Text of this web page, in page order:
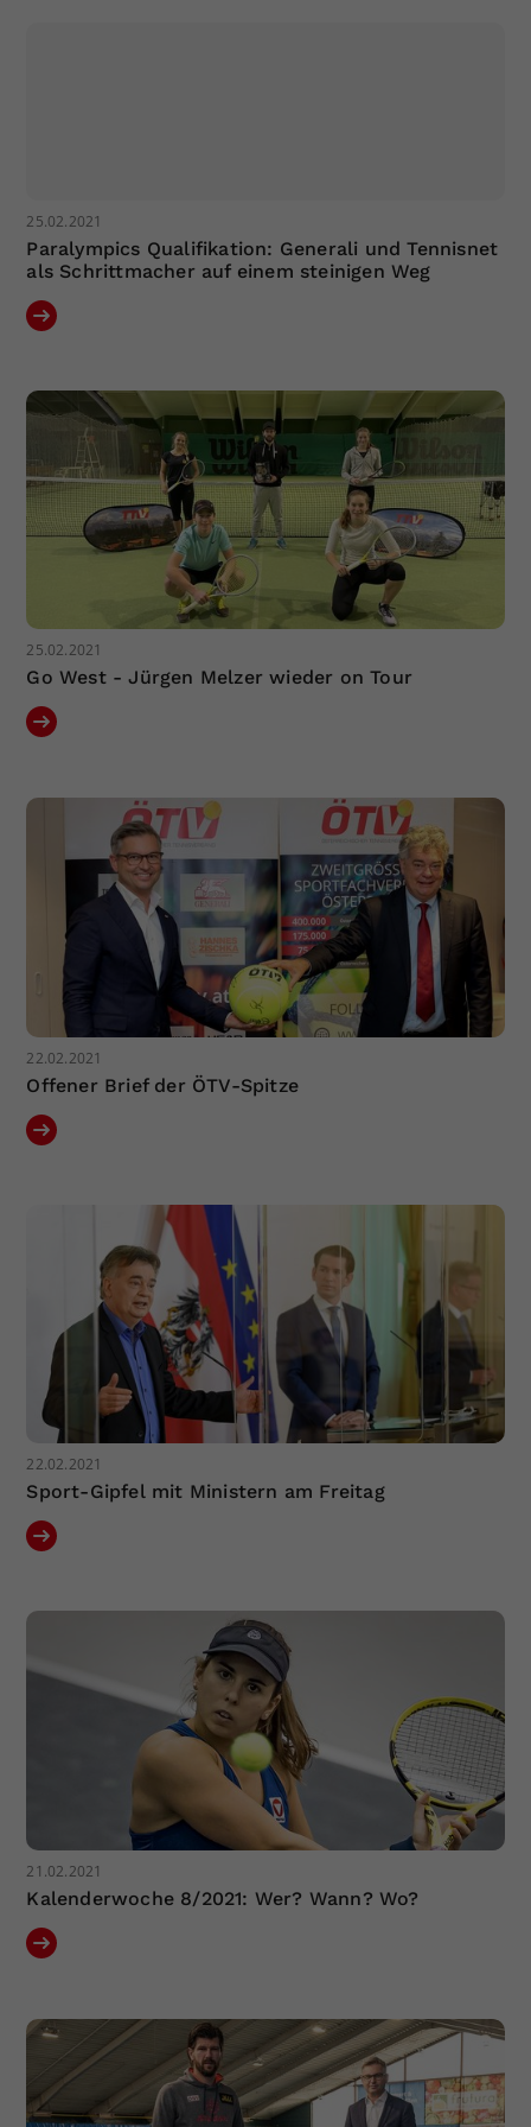
25.02.2021
Paralympics Qualifikation: Generali und Tennisnet
als Schrittmacher auf einem steinigen Weg
25.02.2021
Go West - Jürgen Melzer wieder on Tour
22.02.2021
Offener Brief der ÖTV-Spitze
22.02.2021
Sport-Gipfel mit Ministern am Freitag
21.02.2021
Kalenderwoche 8/2021: Wer? Wann? Wo?